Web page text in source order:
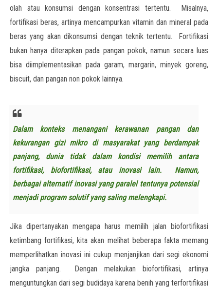
olah atau konsumsi dengan konsentrasi tertentu. Misalnya,
fortifikasi beras, artinya mencampurkan vitamin dan mineral pada
beras yang akan dikonsumsi dengan teknik tertentu. Fortifikasi
bukan hanya diterapkan pada pangan pokok, namun secara luas
bisa diimplementasikan pada garam, margarin, minyek goreng,
biscuit, dan pangan non pokok lainnya.
Dalam konteks menangani kerawanan pangan dan
kekurangan gizi mikro di masyarakat yang berdampak
panjang, dunia tidak dalam kondisi memilih antara
fortifikasi, biofortifikasi, atau inovasi lain. Namun,
berbagai alternatif inovasi yang paralel tentunya potensial
menjadi program solutif yang saling melengkapi.
Jika dipertanyakan mengapa harus memilih jalan biofortifikasi
ketimbang fortifikasi, kita akan melihat beberapa fakta memang
memperlihatkan inovasi ini cukup menjanjikan dari segi ekonomi
jangka panjang. Dengan melakukan biofortifikasi, artinya
menguntungkan dari segi budidaya karena benih yang terfortifikasi